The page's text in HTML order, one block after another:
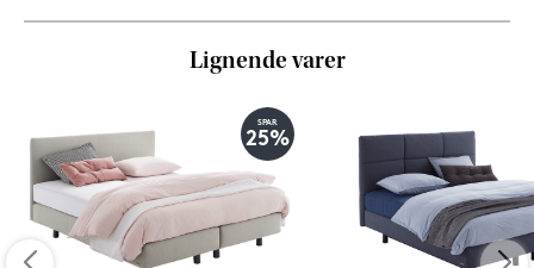
Lignende varer
SPAR
25%